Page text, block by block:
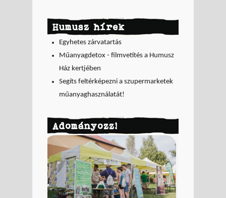
Humusz hírek
Egyhetes zárvatartás
Műanyagdetox - filmvetítés a Humusz
Ház kertjében
Segíts feltérképezni a szupermarketek
műanyaghasználatát!
Adományozz!